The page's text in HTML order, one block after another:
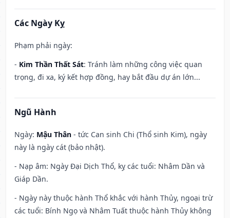
Các Ngày Kỵ
Phạm phải ngày:
- Kim Thần Thất Sát: Tránh làm những công việc quan
trọng, đi xa, ký kết hợp đồng, hay bắt đầu dự án lớn...
Ngũ Hành
Ngày: Mậu Thân - tức Can sinh Chi (Thổ sinh Kim), ngày
này là ngày cát (bảo nhật).
- Nạp âm: Ngày Đại Dịch Thổ, kỵ các tuổi: Nhâm Dần và
Giáp Dần.
- Ngày này thuộc hành Thổ khắc với hành Thủy, ngoại trừ
các tuổi: Bính Ngọ và Nhâm Tuất thuộc hành Thủy không